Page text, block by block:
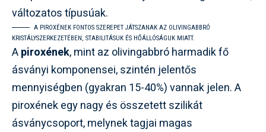
A PIROXÉNEK FONTOS SZEREPET JÁTSZANAK AZ OLIVINGABBRÓ
KRISTÁLYSZERKEZETÉBEN, STABILITÁSUK ÉS HŐÁLLÓSÁGUK MIATT.
Apiroxének, mint az olivingabbró harmadik fő
ásványi komponensei, szintén jelentős
mennyiségben (gyakran 15-40%) vannak jelen. A
piroxének egy nagy és összetett szilikát
ásványcsoport, melynek tagjai magas